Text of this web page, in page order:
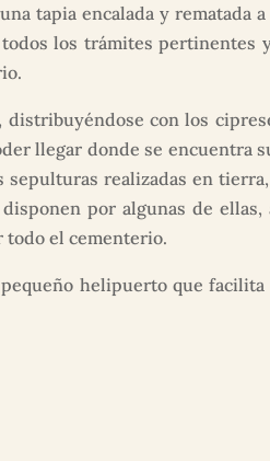
tapia encalada y rematada
los trámites pertinentes
con los
llegar donde se encuentra
realizadas en
por algunas de
todo el cementerio.
helipuerto que